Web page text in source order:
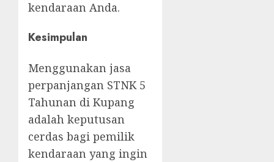
kendaraan Anda.
Kesimpulan
Menggunakan jasa
perpanjangan STNK 5
Tahunan di Kupang
adalah keputusan
cerdas bagi pemilik
kendaraan yang ingin